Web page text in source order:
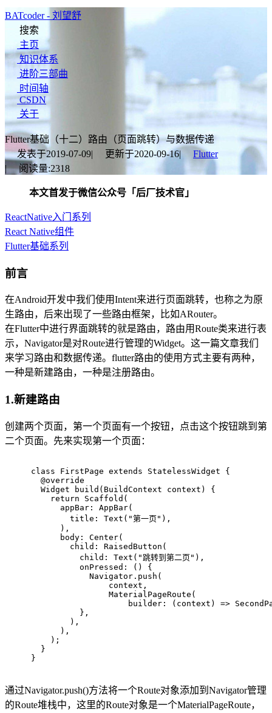
BATcoder - 刘望舒
搜索
主页
知识体系
进阶三部曲
时间轴
CSDN
关于
Flutter基础（十二）路由（页面跳转）与数据传递
发表于2019-07-09| 更新于2020-09-16|
Flutter
|
阅读量:2318
本文首发于微信公众号「后厂技术官」
ReactNative入门系列
React Native组件
Flutter基础系列
前言
在Android开发中我们使用Intent来进行页面跳转，也称之为原
生路由，后来出现了一些路由框架，比如ARouter。
在Flutter中进行界面跳转的就是路由，路由用Route类来进行表
示，Navigator是对Route进行管理的Widget。这一篇文章我们
来学习路由和数据传递。flutter路由的使用方式主要有两种，
一种是新建路由，一种是注册路由。
1.新建路由
创建两个页面，第一个页面有一个按钮，点击这个按钮跳到第
二个页面。先来实现第一个页面：
class FirstPage extends StatelessWidget
{
@override
Widget
build (BuildContext context)
{
return Scaffold(
      appBar: AppBar(
        title: Text(
"第一页" ),
      ),
      body: Center(
        child: RaisedButton(
          child: Text(
"跳转到第二页" ),
          onPressed: () {
            Navigator.push(
                context,
                MaterialPageRoute(
builder: (context) =>
          },
        ),
      ),
    );
  }
}
通过Navigator.push()方法将一个Route对象添加到Navigator管理
的Route堆栈中，这里的Route对象是一个MaterialPageRoute，